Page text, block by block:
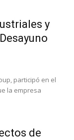
y
participó en el
la empresa
de